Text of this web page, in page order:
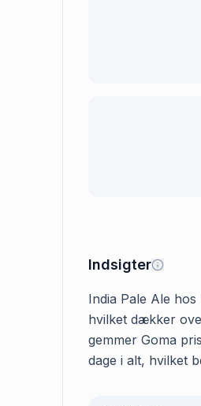
Indsigter
India Pale Ale
hvilket dækker
gemmer Goma
dage i alt, hvilket